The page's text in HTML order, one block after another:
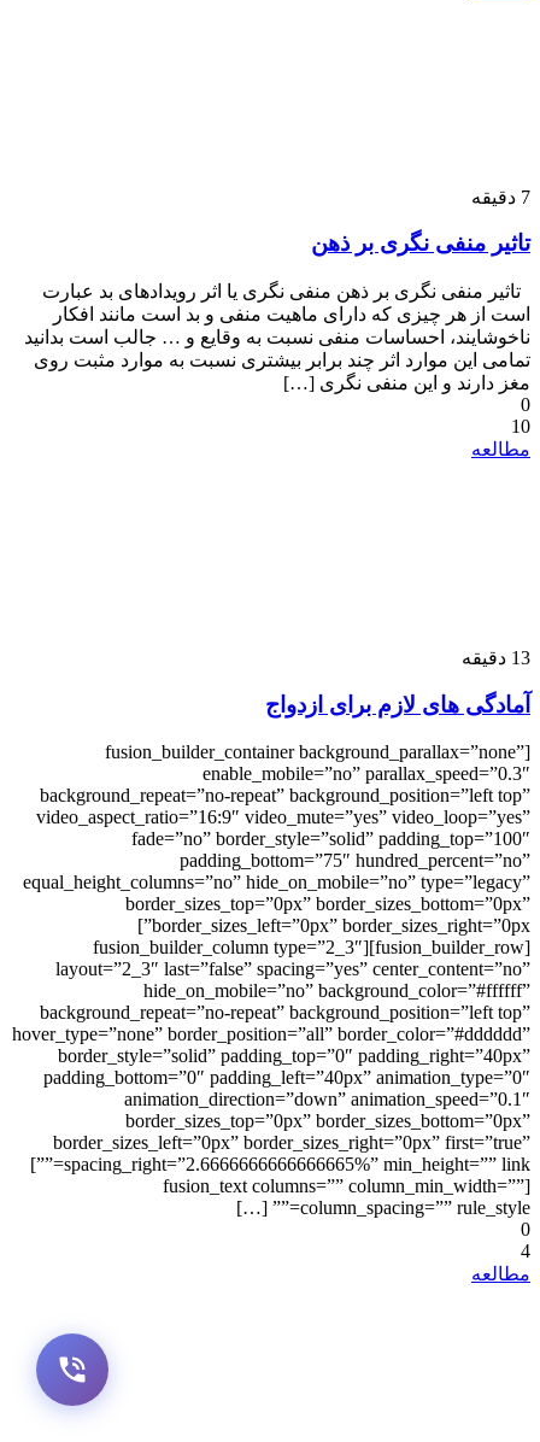
7 دقیقه
تاثیر منفی نگری بر ذهن
تاثیر منفی نگری بر ذهن منفی نگری یا اثر رویدادهای بد عبارت
است از هر چیزی که دارای ماهیت منفی و بد است مانند افکار
ناخوشایند، احساسات منفی نسبت به وقایع و … جالب است بدانید
تمامی این موارد اثر چند برابر بیشتری نسبت به موارد مثبت روی
مغز دارند و این منفی نگری‌ […]
0
10
مطالعه
13 دقیقه
آمادگی های لازم برای ازدواج
[fusion_builder_container background_parallax=”none”
enable_mobile=”no” parallax_speed=”0.3″
background_repeat=”no-repeat” background_position=”left top”
video_aspect_ratio=”16:9″ video_mute=”yes” video_loop=”yes”
fade=”no” border_style=”solid” padding_top=”100″
padding_bottom=”75″ hundred_percent=”no”
equal_height_columns=”no” hide_on_mobile=”no” type=”legacy”
border_sizes_top=”0px” border_sizes_bottom=”0px”
border_sizes_left=”0px” border_sizes_right=”0px”]
[fusion_builder_row][fusion_builder_column type=”2_3″
layout=”2_3″ last=”false” spacing=”yes” center_content=”no”
hide_on_mobile=”no” background_color=”#ffffff”
background_repeat=”no-repeat” background_position=”left top”
hover_type=”none” border_position=”all” border_color=”#dddddd”
border_style=”solid” padding_top=”0″ padding_right=”40px”
padding_bottom=”0″ padding_left=”40px” animation_type=”0″
animation_direction=”down” animation_speed=”0.1″
border_sizes_top=”0px” border_sizes_bottom=”0px”
border_sizes_left=”0px” border_sizes_right=”0px” first=”true”
spacing_right=”2.6666666666666665%” min_height=”” link=””]
[fusion_text columns=”” column_min_width=””
column_spacing=”” rule_style=”” […]
0
4
مطالعه